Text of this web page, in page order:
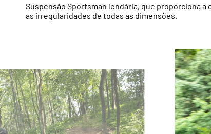
Suspensão Sportsman lendária, que proporciona a
as irregularidades de todas as dimensões.